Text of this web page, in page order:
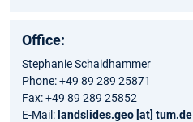
Office:
Stephanie Schaidhammer
Phone: +49 89 289 25871
Fax: +49 89 289 25852
E-Mail: landslides.geo [at] tum.de